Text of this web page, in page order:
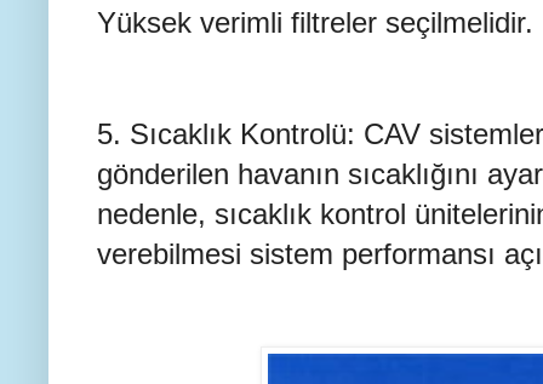
Yüksek verimli filtreler seçilmelidir.
5. Sıcaklık Kontrolü: CAV
gönderilen havanın sıcaklığını
nedenle, sıcaklık kontrol
verebilmesi sistem performansı